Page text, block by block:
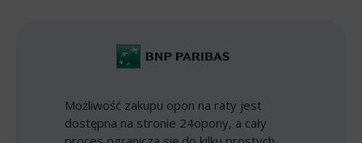
Możliwość zakupu opon na raty jest
dostępna na stronie 24opony, a cały